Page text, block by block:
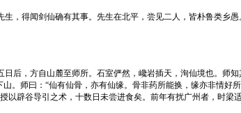
，得闻剑仙确有其事。先生在北平，尝见二人，皆朴鲁类乡
后，方自山麓至师所。石室俨然，巉岩插天，洵仙境也。师
。师曰：“仙有仙骨，亦有仙缘。骨非药所能换，缘亦非情好
辟谷导引之术，十数日未尝进食矣。前年有扰广州者，时梁